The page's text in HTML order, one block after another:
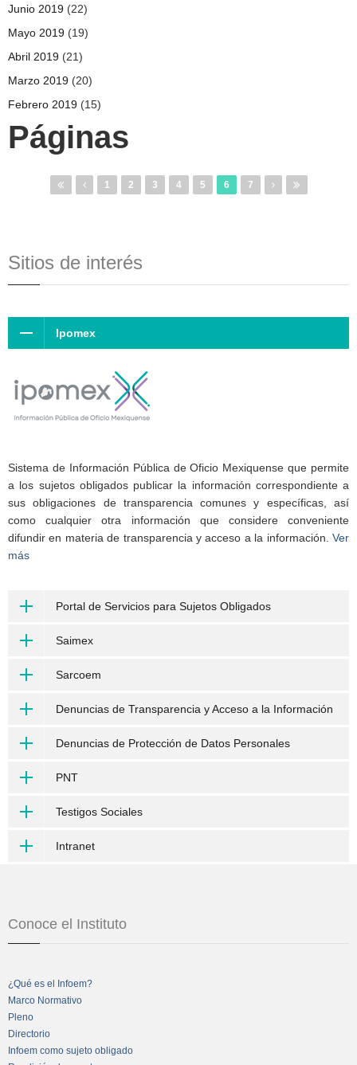
Junio 2019 (22)
Mayo 2019 (19)
Abril 2019 (21)
Marzo 2019 (20)
Febrero 2019 (15)
Páginas
1 2 3 4 5 6 7
Sitios de interés
Ipomex
Sistema de Información Pública de Oficio Mexiquense que permite
a los sujetos obligados publicar la información correspondiente a
sus obligaciones de transparencia comunes y específicas, así
como cualquier otra información que considere conveniente
difundir en materia de transparencia y acceso a la información. Ver
más
Portal de Servicios para Sujetos Obligados
Saimex
Sarcoem
Denuncias de Transparencia y Acceso a la Información
Denuncias de Protección de Datos Personales
PNT
Testigos Sociales
Intranet
Conoce el Instituto
¿Qué es el Infoem?
Marco Normativo
Pleno
Directorio
Infoem como sujeto obligado